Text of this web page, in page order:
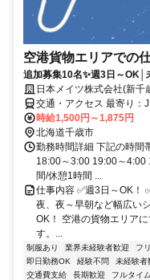
空港貨物エリアでの
追加募集10名✨️週3日～
日本メイツ株式会社(新
交通・アクセス 最寄り：
に大型駐車場あり)
時給1,500円～1,875円
北海道千歳市
勤務時間詳細 下記の時間
18:00～3:00 19:00～4:00
間/休憩1時間 ...
仕事内容 ✅️週3日～OK！
夜、夜～早朝など幅広い
OK！ 空港の貨物エリア
す。...
制服あり 業界未経験者歓迎 フ
即日勤務OK
経験不問 未経験者
交通費支給
長期歓迎 フルタイ